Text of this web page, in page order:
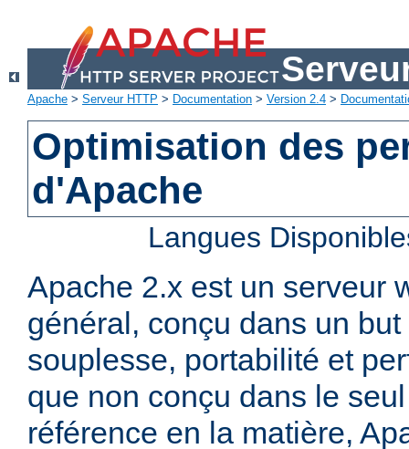
Apache > Serveur HTTP > Documentation > Version 2.4 >
Optimisation des
d'Apache
Langues
Apache 2.x est un serveur
général, conçu dans un
souplesse, portabilité et
que non conçu dans le
référence en la matière,